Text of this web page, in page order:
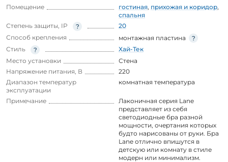
Помещение гостиная, прихожая и коридор,
спальня
Степень защиты, IP
20
Способ крепления
монтажная пластина
Стиль
Хай-Тек
Место установки
Стена
Напряжение питания, В
220
Диапазон температур
эксплуатации
комнатная температура
Примечание
Лаконичная серия Lane
представляет из себя
светодиодные бра разной
мощности, очертания которых
будто нарисованы от руки. Бра
Lane отлично впишутся в
детскую или комнату в стиле
модерн или минимализм.